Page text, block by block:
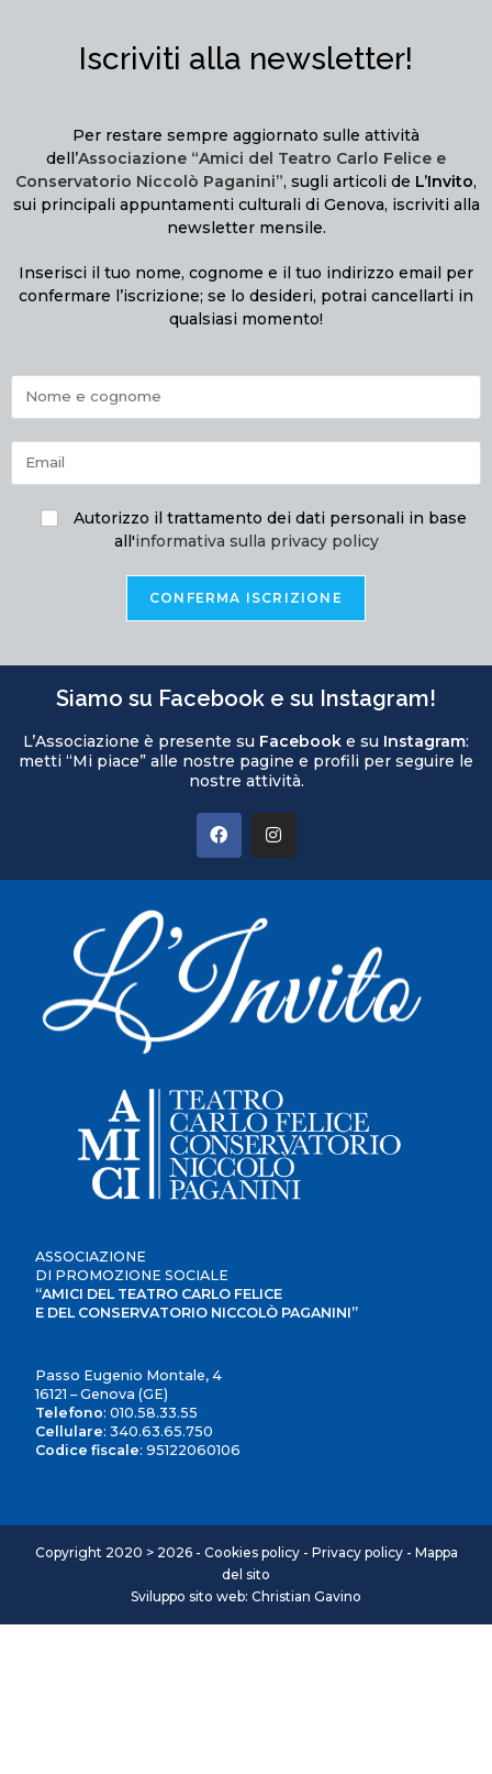
Iscriviti alla newsletter!
Per restare sempre aggiornato sulle attività
dell’Associazione “Amici del Teatro Carlo Felice e
Conservatorio Niccolò Paganini”, sugli articoli de L’Invito,
sui principali appuntamenti culturali di Genova, iscriviti alla
newsletter mensile.
Inserisci il tuo nome, cognome e il tuo indirizzo email per
confermare l’iscrizione; se lo desideri, potrai cancellarti in
qualsiasi momento!
Autorizzo il trattamento dei dati personali in base
all'informativa sulla privacy policy
Siamo su Facebook e su Instagram!
L’Associazione è presente su Facebook e su Instagram:
metti “Mi piace” alle nostre pagine e profili per seguire le
nostre attività.
ASSOCIAZIONE
DI PROMOZIONE SOCIALE
“AMICI DEL TEATRO CARLO FELICE
E DEL CONSERVATORIO NICCOLÒ PAGANINI”
Passo Eugenio Montale, 4
16121 – Genova (GE)
Telefono:010.58.33.55
Cellulare:340.63.65.750
Codice fiscale: 95122060106
Copyright 2020 > 2026 - Cookies policy- Privacy policy- Mappa
del sito
Sviluppo sito web: Christian Gavino